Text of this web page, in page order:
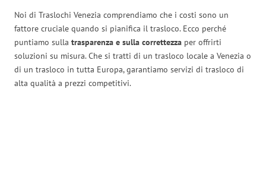
Noi di Traslochi Venezia comprendiamo che i costi sono un
fattore cruciale quando si pianifica il trasloco. Ecco perché
puntiamo sulla trasparenza e sulla correttezza per offrirti
soluzioni su misura. Che si tratti di un trasloco locale a Venezia o
di un trasloco in tutta Europa, garantiamo servizi di trasloco di
alta qualità a prezzi competitivi.